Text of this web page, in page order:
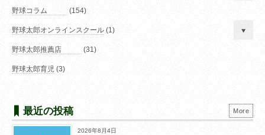
野球コラム (154)
野球太郎オンラインスクール (1)
野球太郎推薦店 (31)
野球太郎育児 (3)
最近の投稿
2026年8月4日
More